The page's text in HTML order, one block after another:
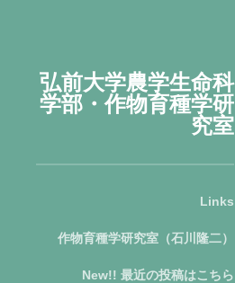
弘前大学農学生命科
学部・作物育種学研
究室
Links
作物育種学研究室（石川隆二）
New!! 最近の投稿はこちら